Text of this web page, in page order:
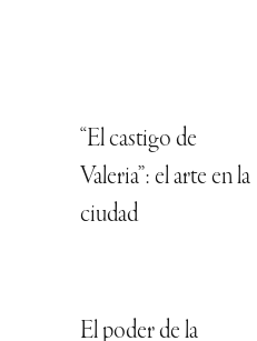
“El castigo de
Valeria”: el arte en la
ciudad
El poder de la